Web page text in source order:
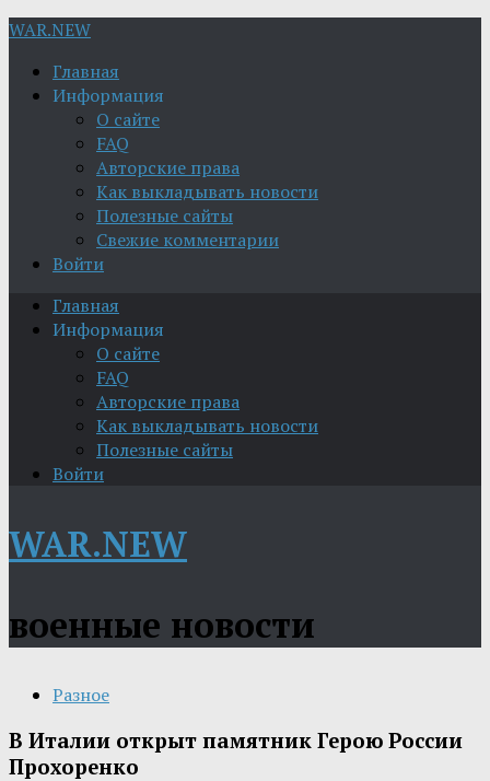
WAR.NEW
Главная
Информация
О сайте
FAQ
Авторские права
Как выкладывать новости
Полезные сайты
Свежие комментарии
Войти
Главная
Информация
О сайте
FAQ
Авторские права
Как выкладывать новости
Полезные сайты
Войти
WAR.NEW
военные новости
Разное
В Италии открыт памятник Герою России
Прохоренко